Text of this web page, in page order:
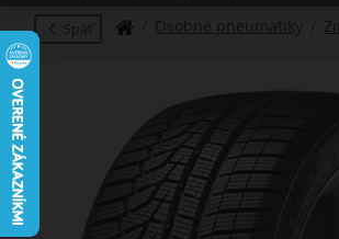
Späť Osobné pneumatiky